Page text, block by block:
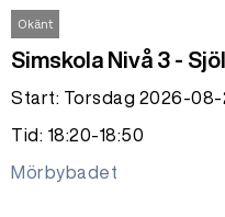
Okänt
Simskola Nivå 3 -
Start: Torsdag 2026-08-
Tid: 18:20-18:50
Mörbybadet